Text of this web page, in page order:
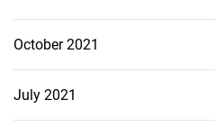
October 2021
July 2021